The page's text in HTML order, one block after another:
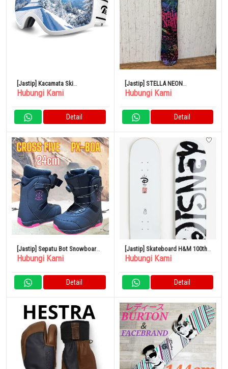
[Jastip] Kacamata Ski
Snowboarding Italia Dengan
Hubungi Kami
Detail
[Jastip] STELLA NEON
Snowboard Board 140 Kerangka
Hubungi Kami
Detail
[Jastip] Sepatu Bot Snowboard
X5 CROSS FIVE PX-BOA 24.0
Hubungi Kami
Detail
[Jastip] Skateboard H&M 100th
Anniversary DESNEY
Hubungi Kami
Detail